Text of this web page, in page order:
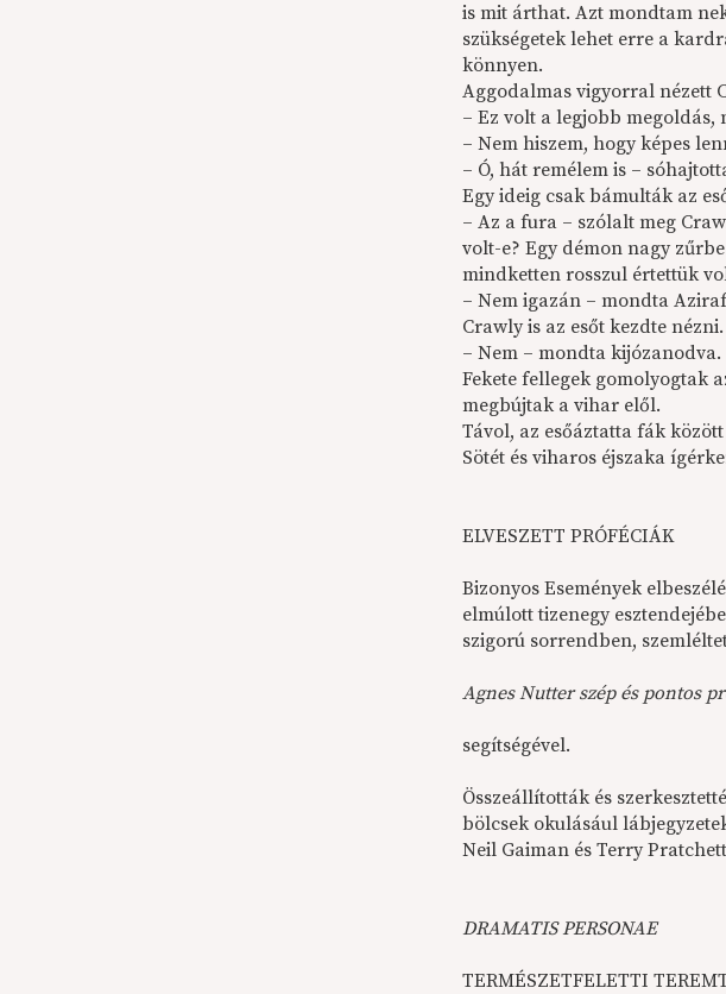
is mit árthat. Azt mondtam
szükségetek lehet erre a
könnyen.
Aggodalmas vigyorral nézett
– Ez volt a legjobb megoldás,
– Nem hiszem, hogy képes
– Ó, hát remélem is –
Egy ideig csak bámulták az
– Az a fura – szólalt meg
volt-e? Egy démon nagy
mindketten rosszul értettük
– Nem igazán – mondta
Crawly is az esőt kezdte nézni.
– Nem – mondta kijózanodva.
Fekete fellegek gomolyogtak
megbújtak a vihar elől.
Távol, az esőáztatta fák
Sötét és viharos éjszaka
ELVESZETT PRÓFÉCIÁK
Bizonyos Események
elmúlott tizenegy
szigorú sorrendben,
Agnes Nutter szép és pontos
segítségével.
Összeállították és
bölcsek okulásául
Neil Gaiman és Terry
DRAMATIS PERSONAE
TERMÉSZETFELETTI